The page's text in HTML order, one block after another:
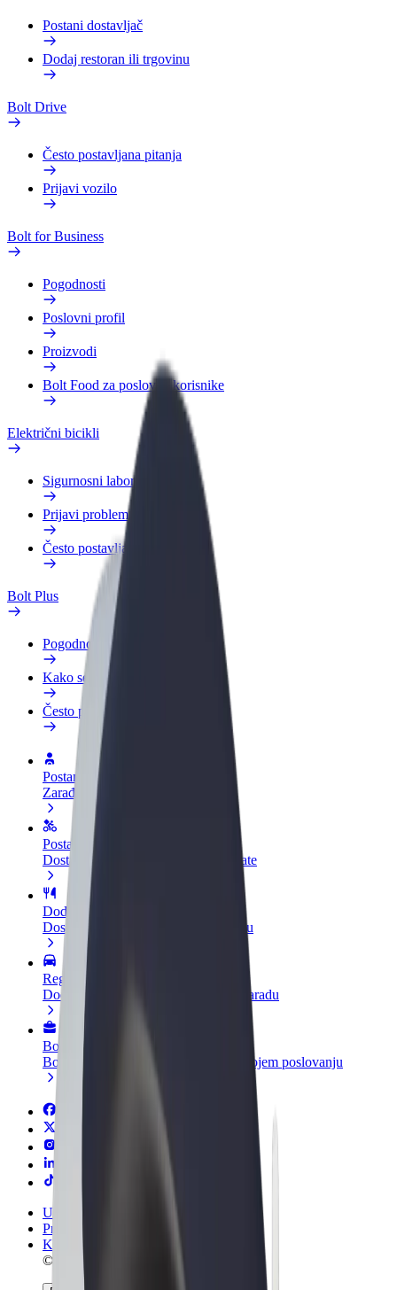
Postani dostavljač
Dodaj restoran ili trgovinu
Bolt Drive
Često postavljana pitanja
Prijavi vozilo
Bolt for Business
Pogodnosti
Poslovni profil
Proizvodi
Bolt Food za poslovne korisnike
Električni bicikli
Sigurnosni laboratorij
Prijavi problem
Često postavljana pitanja
Bolt Plus
Pogodnosti
Kako se pridružiti
Često postavljana pitanja
Postani vozač
Zarađuj po vlastitim uvjetima
Postani dostavljač
Dostavljaj hranu i primaj tjedne isplate
Dodaj restoran ili trgovinu
Dosegni više kupaca i povećaj zaradu
Registriraj se kao vlasnik flote
Dodaj svoju flotu na Bolt i povećaj zaradu
Bolt for Business
Bolt proizvodi i usluge prilagođeni tvojem poslovanju
Uvjeti i odredbe
Privatnost
Kolačići
© 2026 Bolt Technology OÜ